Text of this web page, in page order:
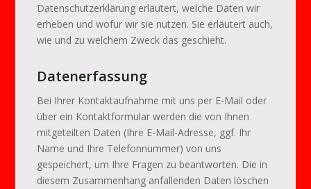
Datenschutzerklärung erläutert, welche Daten wir
erheben und wofür wir sie nutzen. Sie erläutert auch,
wie und zu welchem Zweck das geschieht.
Datenerfassung
Bei Ihrer Kontaktaufnahme mit uns per E-Mail oder
über ein Kontaktformular werden die von Ihnen
mitgeteilten Daten (Ihre E-Mail-Adresse, ggf. Ihr
Name und Ihre Telefonnummer) von uns
gespeichert, um Ihre Fragen zu beantworten. Die in
diesem Zusammenhang anfallenden Daten löschen